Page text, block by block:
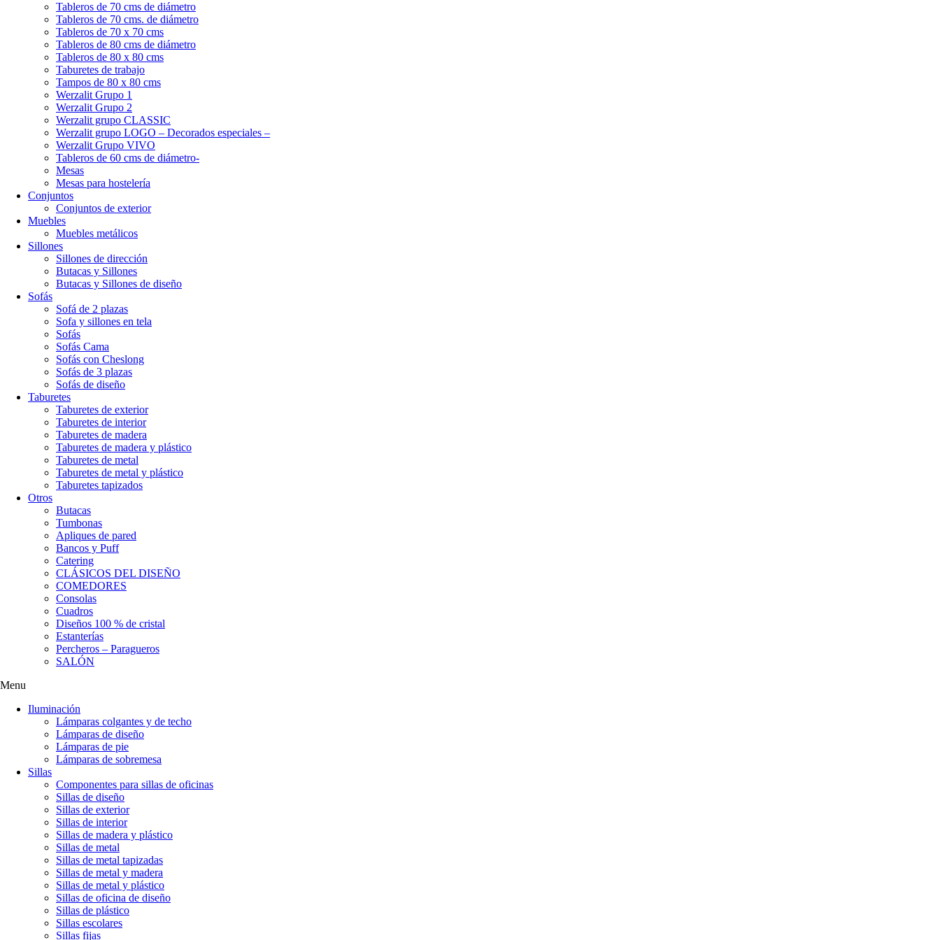
Tableros de 70 cms de diámetro
Tableros de 70 cms. de diámetro
Tableros de 70 x 70 cms
Tableros de 80 cms de diámetro
Tableros de 80 x 80 cms
Taburetes de trabajo
Tampos de 80 x 80 cms
Werzalit Grupo 1
Werzalit Grupo 2
Werzalit grupo CLASSIC
Werzalit grupo LOGO – Decorados especiales –
Werzalit Grupo VIVO
Tableros de 60 cms de diámetro-
Mesas
Mesas para hostelería
Conjuntos
Conjuntos de exterior
Muebles
Muebles metálicos
Sillones
Sillones de dirección
Butacas y Sillones
Butacas y Sillones de diseño
Sofás
Sofá de 2 plazas
Sofa y sillones en tela
Sofás
Sofás Cama
Sofás con Cheslong
Sofás de 3 plazas
Sofás de diseño
Taburetes
Taburetes de exterior
Taburetes de interior
Taburetes de madera
Taburetes de madera y plástico
Taburetes de metal
Taburetes de metal y plástico
Taburetes tapizados
Otros
Butacas
Tumbonas
Apliques de pared
Bancos y Puff
Catering
CLÁSICOS DEL DISEÑO
COMEDORES
Consolas
Cuadros
Diseños 100 % de cristal
Estanterías
Percheros – Paragueros
SALÓN
Menu
Iluminación
Lámparas colgantes y de techo
Lámparas de diseño
Lámparas de pie
Lámparas de sobremesa
Sillas
Componentes para sillas de oficinas
Sillas de diseño
Sillas de exterior
Sillas de interior
Sillas de madera y plástico
Sillas de metal
Sillas de metal tapizadas
Sillas de metal y madera
Sillas de metal y plástico
Sillas de oficina de diseño
Sillas de plástico
Sillas escolares
Sillas fijas